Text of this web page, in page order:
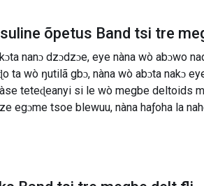
õpetus Band tsi tre
nanɔ dzɔdzɔe, eye nàna wò abɔwo
ta wò ŋutilã gbɔ, nàna wò abɔta nakɔ
teteɖeanyi si le wò megbe deltoids
egɔme tsoe blewuu, nàna haƒoha la